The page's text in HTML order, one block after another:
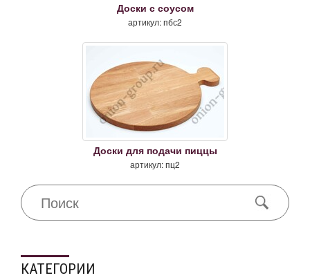
Доски с соусом
артикул: пбс2
Доски для подачи пиццы
артикул: пц2
КАТЕГОРИИ